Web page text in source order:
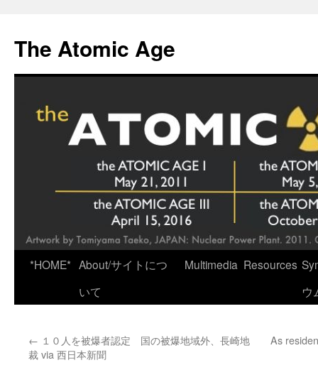
content
The Atomic Age
*HOME* About/サイトにつ
いて
Multimedia Resources
ウ
← １０人を被爆者認定 国の被爆地域外、長崎地
裁 via 西日本新聞
As